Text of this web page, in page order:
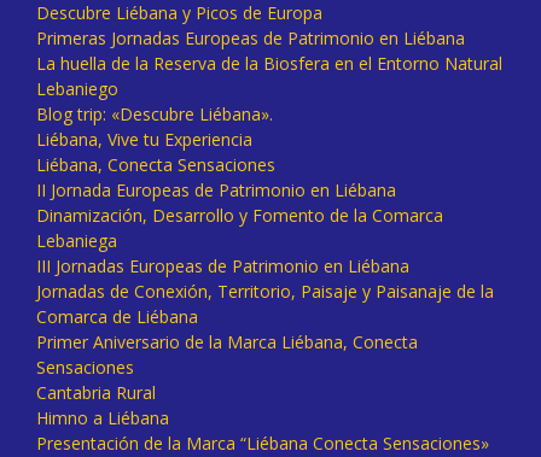
Descubre Liébana y Picos de Europa
Primeras Jornadas Europeas de Patrimonio en Liébana
La huella de la Reserva de la Biosfera en el Entorno Natural
Lebaniego
Blog trip: «Descubre Liébana».
Liébana, Vive tu Experiencia
Liébana, Conecta Sensaciones
II Jornada Europeas de Patrimonio en Liébana
Dinamización, Desarrollo y Fomento de la Comarca
Lebaniega
III Jornadas Europeas de Patrimonio en Liébana
Jornadas de Conexión, Territorio, Paisaje y Paisanaje de la
Comarca de Liébana
Primer Aniversario de la Marca Liébana, Conecta
Sensaciones
Cantabria Rural
Himno a Liébana
Presentación de la Marca “Liébana Conecta Sensaciones»